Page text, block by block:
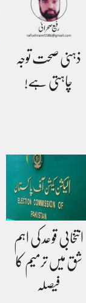
ذہنی صحت توجہ
چاہتی ہے!
انتخابی قوعد کی اہم
شق میں ترمیم کا
فیصلہ